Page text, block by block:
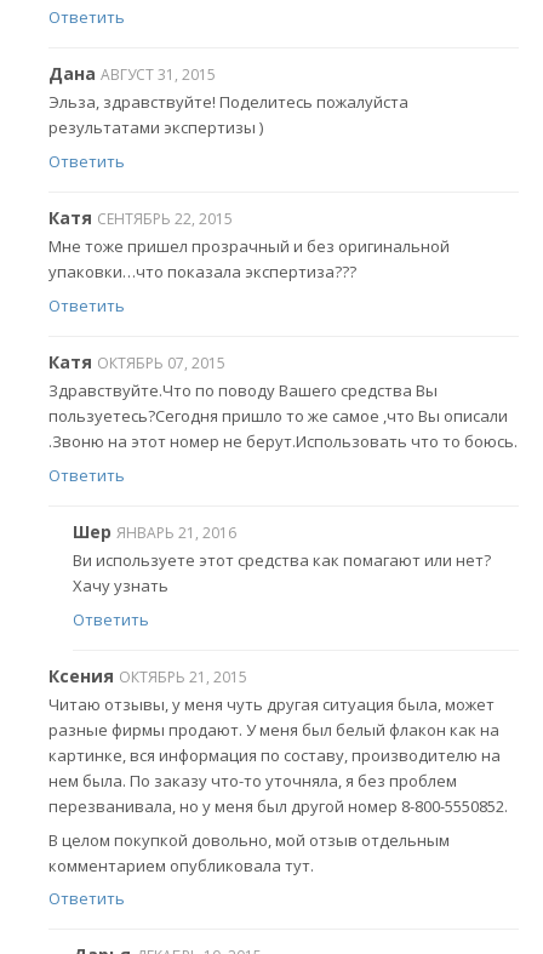
Ответить
Дана АВГУСТ 31, 2015
Эльза, здравствуйте! Поделитесь пожалуйста
результатами экспертизы )
Ответить
Катя СЕНТЯБРЬ 22, 2015
Мне тоже пришел прозрачный и без оригинальной
упаковки…что показала экспертиза???
Ответить
Катя ОКТЯБРЬ 07, 2015
Здравствуйте.Что по поводу Вашего средства Вы
пользуетесь?Сегодня пришло то же самое ,что Вы описали
.Звоню на этот номер не берут.Использовать что то боюсь.
Ответить
Шер ЯНВАРЬ 21, 2016
Ви используете этот средства как помагают или нет?
Хачу узнать
Ответить
Ксения ОКТЯБРЬ 21, 2015
Читаю отзывы, у меня чуть другая ситуация была, может
разные фирмы продают. У меня был белый флакон как на
картинке, вся информация по составу, производителю на
нем была. По заказу что-то уточняла, я без проблем
перезванивала, но у меня был другой номер 8-800-5550852.
В целом покупкой довольно, мой отзыв отдельным
комментарием опубликовала тут.
Ответить